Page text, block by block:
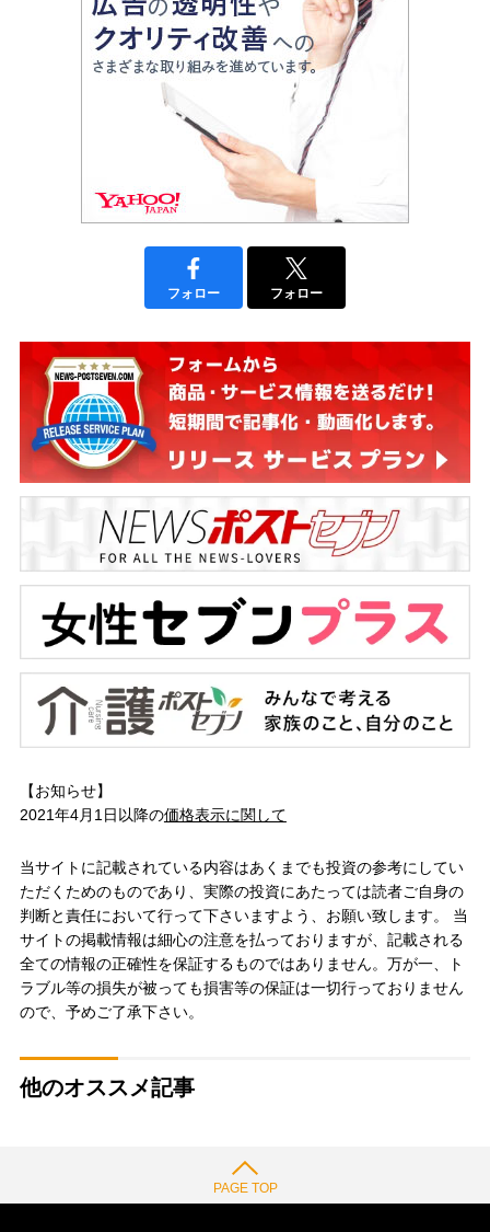
フォロー フォロー
【お知らせ】
2021年4月1日以降の価格表示に関して
当サイトに記載されている内容はあくまでも投資の参考にしてい
ただくためのものであり、実際の投資にあたっては読者ご自身の
判断と責任において行って下さいますよう、お願い致します。 当
サイトの掲載情報は細心の注意を払っておりますが、記載される
全ての情報の正確性を保証するものではありません。万が一、ト
ラブル等の損失が被っても損害等の保証は一切行っておりません
ので、予めご了承下さい。
他のオススメ記事
PAGE TOP